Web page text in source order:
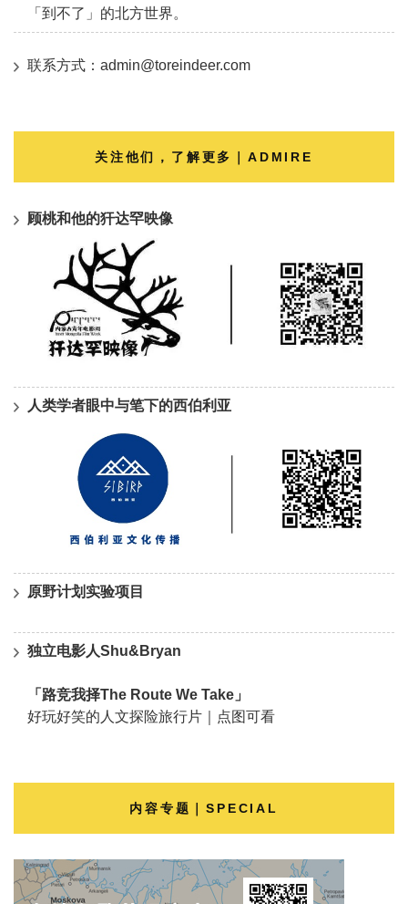
「到不了」的北方世界。
联系方式：admin@toreindeer.com
关注他们，了解更多｜ADMIRE
顾桃和他的犴达罕映像
人类学者眼中与笔下的西伯利亚
原野计划实验项目
独立电影人Shu&Bryan
「路竞我择The Route We Take」
好玩好笑的人文探险旅行片｜点图可看
内容专题｜SPECIAL